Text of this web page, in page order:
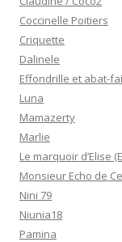
Coccinelle Poitiers
Criquette
Dalinele
Effondrille et abat-
Luna
Mamazerty
Marlie
Le marquoir d’Elise
Monsieur Echo de
Nini 79
Niunia18
Pamina